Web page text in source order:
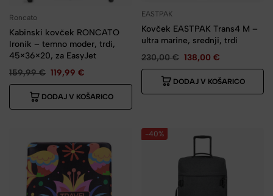
Roncato
Kabinski kovček RONCATO
Ironik – temno moder, trdi,
45×36×20, za EasyJet
159,99€ 119,99 €
DODAJ V KOŠARICO
EASTPAK
Kovček EASTPAK Trans4 M –
ultra marine, srednji, trdi
230,00€ 138,00 €
DODAJ V KOŠARICO
-40%